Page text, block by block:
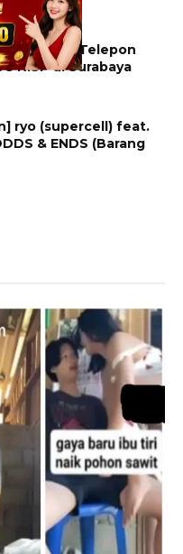
Nomor Telepon
NISP di Surabaya
ryo (supercell) feat.
& ENDS (Barang